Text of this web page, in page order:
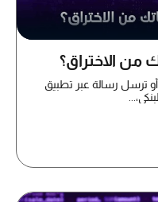
من الاختراق؟
ترسل رسالة عبر تطبيق